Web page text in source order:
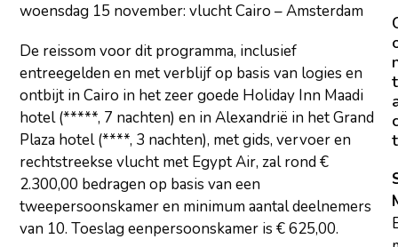
woensdag 15 november: vlucht Cairo – Amsterdam
De reissom voor dit programma, inclusief
entreegelden en met verblijf op basis van logies en
ontbijt in Cairo in het zeer goede Holiday Inn Maadi
hotel (*****, 7 nachten) en in Alexandrië in het Grand
Plaza hotel (****, 3 nachten), met gids, vervoer en
rechtstreekse vlucht met Egypt Air, zal rond €
2.300,00 bedragen op basis van een
tweepersoonskamer en minimum aantal deelnemers
van 10. Toeslag eenpersoonskamer is € 625,00.
t
t